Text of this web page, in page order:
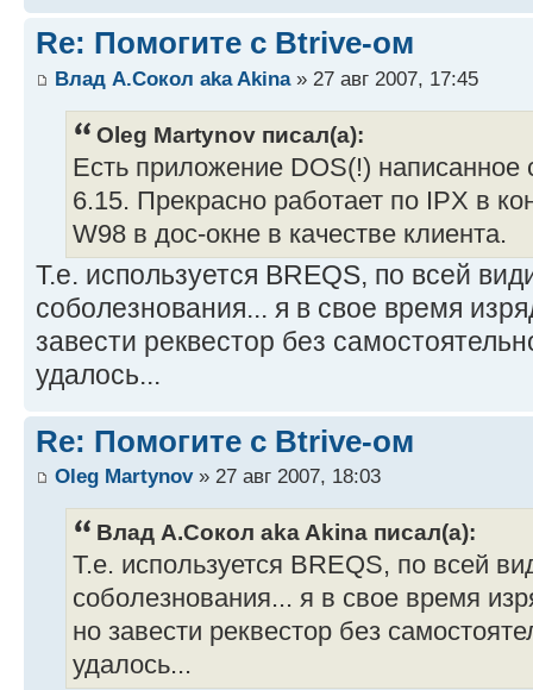
Re: Помогите с Btrive-ом
Влад А.Сокол aka Akina» 27 авг 2007, 17:45
Oleg Martynov писал(а):
Есть приложение DOS(!) написанное
6.15. Прекрасно работает по IPX в
W98 в дос-окне в качестве клиента.
Т.е. используется BREQS, по всей
соболезнования... я в свое время
завести реквестор без
удалось...
Re: Помогите с Btrive-ом
Oleg Martynov» 27 авг 2007, 18:03
Влад А.Сокол aka Akina писал(а):
Т.е. используется BREQS, по всей
соболезнования... я в свое время
но завести реквестор без
удалось...